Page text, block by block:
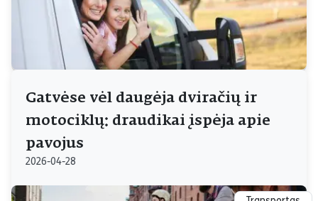
Gatvėse vėl daugėja dviračių ir
motociklų: draudikai įspėja apie
pavojus
2026-04-28